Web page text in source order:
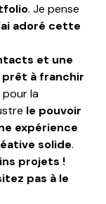
. Je pense
adoré cette
et une
à franchir
pour la
le pouvoir
expérience
solide.
projets !
pas à le